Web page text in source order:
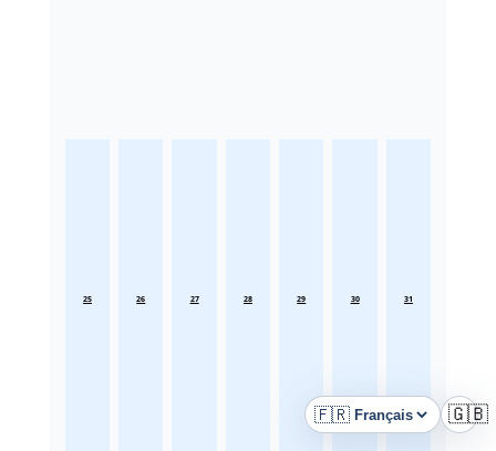
25 26 27 28 29 30 31
🇫🇷
Langue 🇬🇧